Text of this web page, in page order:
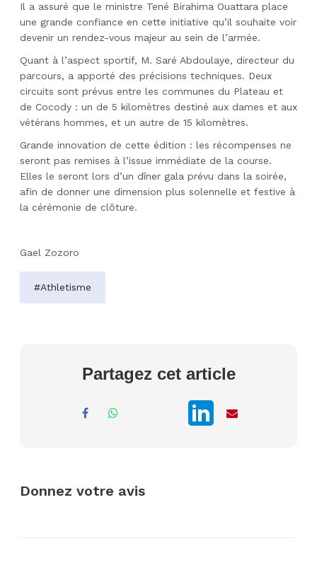
Il a assuré que le ministre Tené Birahima Ouattara place
une grande confiance en cette initiative qu’il souhaite voir
devenir un rendez-vous majeur au sein de l’armée.
Quant à l’aspect sportif, M. Saré Abdoulaye, directeur du
parcours, a apporté des précisions techniques. Deux
circuits sont prévus entre les communes du Plateau et
de Cocody : un de 5 kilomètres destiné aux dames et aux
vétérans hommes, et un autre de 15 kilomètres.
Grande innovation de cette édition : les récompenses ne
seront pas remises à l’issue immédiate de la course.
Elles le seront lors d’un dîner gala prévu dans la soirée,
afin de donner une dimension plus solennelle et festive à
la cérémonie de clôture.
Gael Zozoro
#Athletisme
Partagez cet article
Donnez votre avis